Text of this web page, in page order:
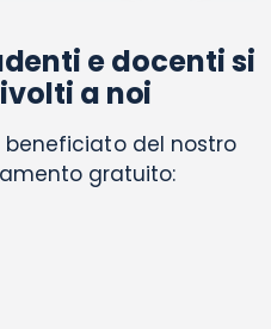
e docenti si
a noi
del nostro
gratuito: